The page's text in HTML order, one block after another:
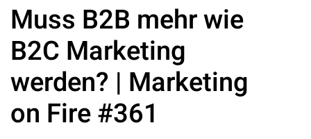
Muss B2B mehr wie
B2C Marketing
werden? | Marketing
on Fire #361